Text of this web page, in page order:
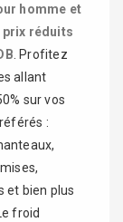
homme et
prix réduits
. Profitez
allant
sur vos
:
et bien plus
froid